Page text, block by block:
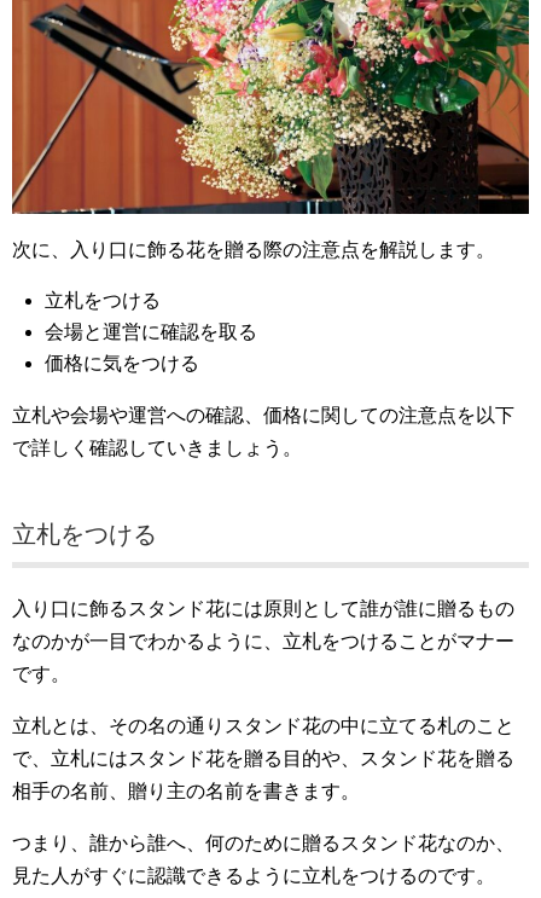
次に、入り口に飾る花を贈る際の注意点を解説します。
立札をつける
会場と運営に確認を取る
価格に気をつける
立札や会場や運営への確認、価格に関しての注意点を以下
で詳しく確認していきましょう。
立札をつける
入り口に飾るスタンド花には原則として誰が誰に贈るもの
なのかが一目でわかるように、立札をつけることがマナー
です。
立札とは、その名の通りスタンド花の中に立てる札のこと
で、立札にはスタンド花を贈る目的や、スタンド花を贈る
相手の名前、贈り主の名前を書きます。
つまり、誰から誰へ、何のために贈るスタンド花なのか、
見た人がすぐに認識できるように立札をつけるのです。